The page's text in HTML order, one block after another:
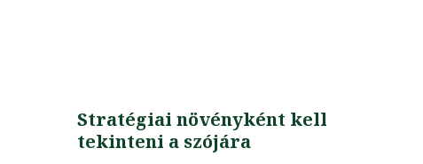
Stratégiai növényként kell
tekinteni a szójára